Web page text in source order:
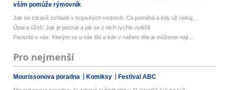
vším pomůže rýmovník
Jak se zdravě zchladit v tropických vedrech: Co pomáhá a kdy už riskuj...
Úpal a úžeh: Jak je poznat a jak se z nich rychle vyléčit
Parazité v nás: Kterým se u nás líbí a kde v našem těle je můžeme nají...
Pro nejmenší
Mourissonova poradna Komiksy Festival ABC